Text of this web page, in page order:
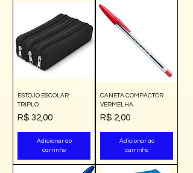
ESTOJO ESCOLAR
TRIPLO
Preço
R$ 32,00
Adicionar ao
carrinho
CANETA COMPACTOR
VERMELHA
Preço
R$ 2,00
Adicionar ao
carrinho